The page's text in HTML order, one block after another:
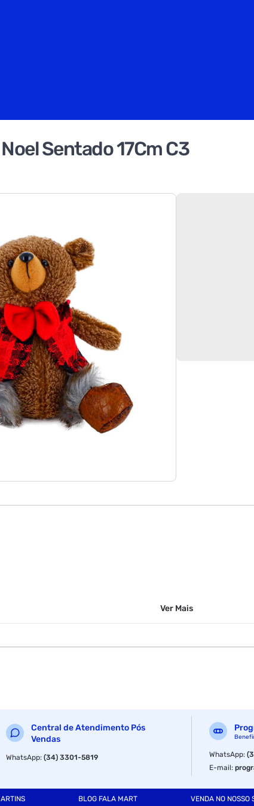
Sentado 17Cm C3
Ver Mais
Central de Atendimento Pós
Vendas
WhatsApp:(34) 3301-5819 WhatsApp:
E-mail:
BLOG FALA MART VENDA NO NOSSO